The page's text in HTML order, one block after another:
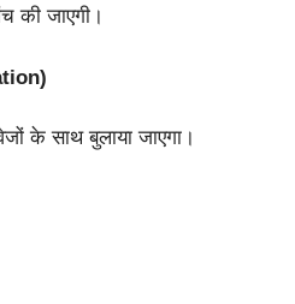
की जाएगी।
के साथ बुलाया जाएगा।